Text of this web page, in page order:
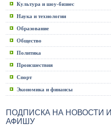
Культура и шоу-бизнес
Наука и технологии
Образование
Общество
Политика
Происшествия
Спорт
Экономика и финансы
ПОДПИСКА НА НОВОСТИ И
АФИШУ